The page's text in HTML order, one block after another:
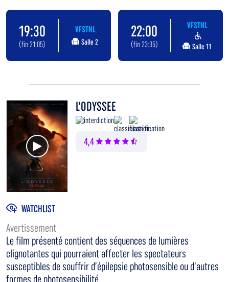
19:30
(fin 21:05)
VFSTNL
Salle 2
22:00
(fin 23:35)
VFSTNL
Salle 11
Voir la bande annonce
L'ODYSSEE
4,4
WATCHLIST
Avertissement
Le film présenté contient des séquences de lumières
clignotantes qui pourraient affecter les spectateurs
susceptibles de souffrir d’épilepsie photosensible ou d’autres
formes de photosensibilité.